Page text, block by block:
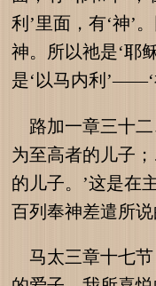
利’里面，有‘神’
神。所以祂是‘耶
是‘以马内利’——‘
路加一章三十
为至高者的儿子
的儿子。’这是在
百列奉神差遣所说
马太三章十七